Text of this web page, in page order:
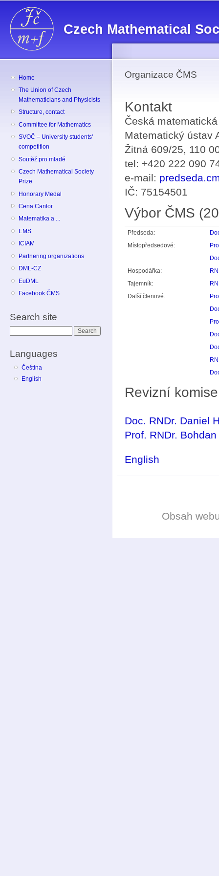
Czech Mathematical
Home
The Union of Czech
Mathematicians and Physicists
Structure, contact
Committee for Mathematics
SVOČ – University students'
competition
Soutěž pro mladé
Czech Mathematical Society
Prize
Honorary Medal
Cena Cantor
Matematika a ...
EMS
ICIAM
Partnering organizations
DML-CZ
EuDML
Facebook ČMS
Search site
Languages
Čeština
English
Organizace ČMS
Kontakt
Česká
Matematický ústav
Žitná 609/25, 110
tel: +420 222 090
e-mail:
IČ: 75154501
Výbor ČMS
Předseda:
Místopředsedové:
Hospodářka:
Tajemník:
Další členové:
Revizní komise
Doc. RNDr. Daniel
Prof. RNDr.
English
Obsah